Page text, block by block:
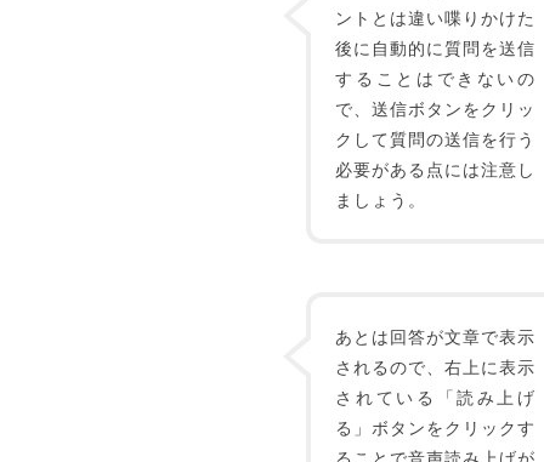
ントとは違い喋りかけた
後に自動的に質問を送信
することはできないの
で、送信ボタンをクリッ
クして質問の送信を行う
必要がある点には注意し
ましょう。
あとは回答が文章で表示
されるので、右上に表示
されている「読み上げ
る」ボタンをクリックす
ることで音声読み上げが